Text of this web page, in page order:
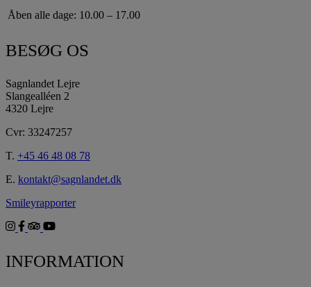
Åben alle dage: 10.00 – 17.00
BESØG OS
Sagnlandet Lejre
Slangealléen 2
4320 Lejre
Cvr: 33247257
T. +45 46 48 08 78
E. kontakt@sagnlandet.dk
Smileyrapporter
INFORMATION